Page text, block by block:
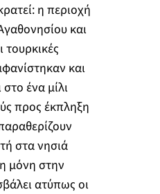
η περιοχή
και
και
ένα μίλι
προς έκπληξη
στα νησιά
μόνη στην
ατύπως οι